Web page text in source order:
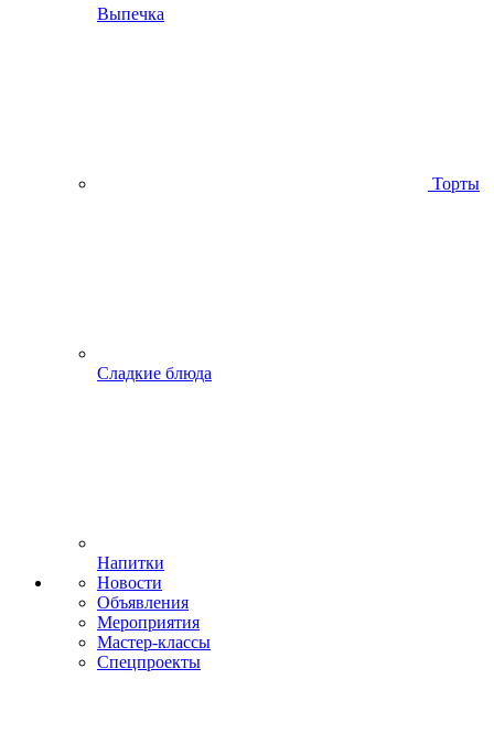
Выпечка
Торты
Сладкие блюда
Напитки
Новости
Объявления
Мероприятия
Мастер-классы
Спецпроекты